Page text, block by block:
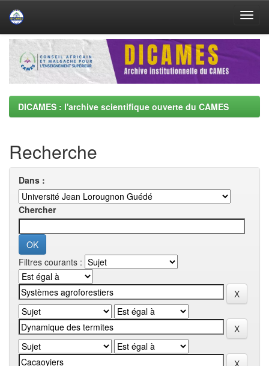
Skip
navigation
DICAMES : l'archive scientifique ouverte du CAMES
Recherche
Dans :
Chercher
Filtres courants :